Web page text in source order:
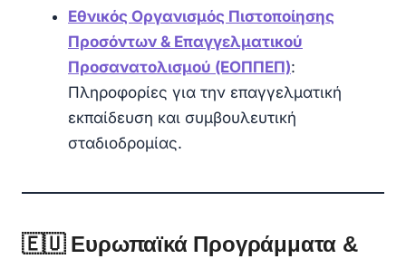
Εθνικός Οργανισμός Πιστοποίησης
Προσόντων & Επαγγελματικού
Προσανατολισμού (ΕΟΠΠΕΠ):
Πληροφορίες για την επαγγελματική
εκπαίδευση και συμβουλευτική
σταδιοδρομίας.
🇪🇺 Ευρωπαϊκά Προγράμματα &